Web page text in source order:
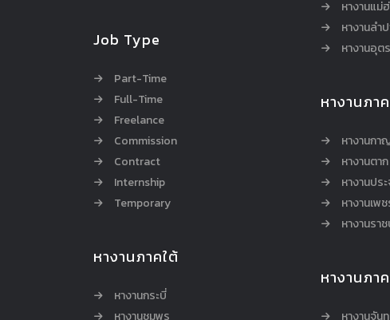
Job Type
Part-Time
Full-Time
Freelance
Commission
Contract
Internship
Temporary
หางานภาคใต้
หางานกระบี่
หางานชุมพร
หางานแ
หางานลำ
หางานอุต
หางานภา
หางานกา
หางานตาก
หางานปร
หางานเพ
หางานรา
หางานภา
หางานจัน